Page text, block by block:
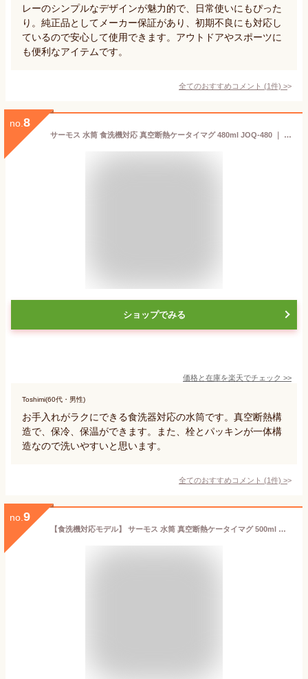
レーのシンプルなデザインが魅力的で、日常使いにもぴった
り。純正品としてメーカー保証があり、初期不良にも対応し
ているので安心して使用できます。アウトドアやスポーツに
も便利なアイテムです。
全てのおすすめコメント (1件) >
no. 8
サーモス 水筒 食洗機対応 真空断熱ケータイマグ 480ml JOQ-480 ｜ THERMOS 丸洗ユニット 洗いやすい 軽量 コンパクト 携帯マグ マグボトル 保温 保冷 スクリュータイプ 直飲み 子供
ショップでみる
価格と在庫を楽天でチェック >>
Toshimi(60代・男性)
お手入れがラクにできる食洗器対応の水筒です。真空断熱構
造で、保冷、保温ができます。また、栓とパッキンが一体構
造なので洗いやすいと思います。
全てのおすすめコメント (1件) >
no. 9
【食洗機対応モデル】 サーモス 水筒 真空断熱ケータイマグ 500ml スノーホワイト 飲み口外せてお手入れ簡単 軽量タイプ ワンタッチオープン ステンレス ボトル 保温保冷 JNL-S500 SN-WH